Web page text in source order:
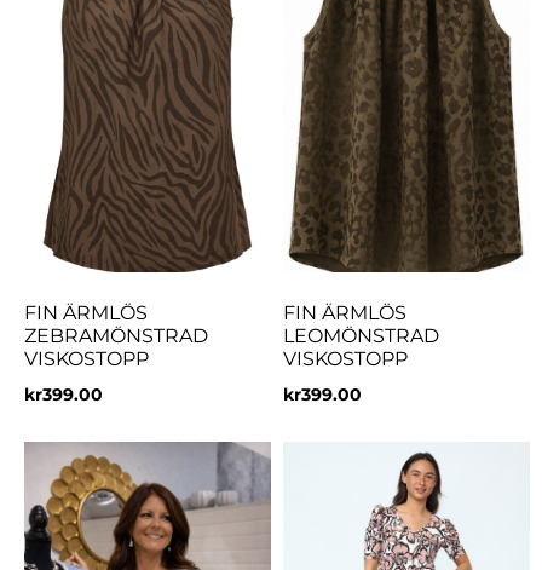
FIN ÄRMLÖS
ZEBRAMÖNSTRAD
VISKOSTOPP
kr399.00
FIN ÄRMLÖS
LEOMÖNSTRAD
VISKOSTOPP
kr399.00